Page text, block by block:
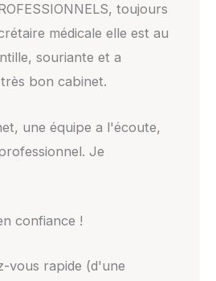
toujours
médicale elle est au
souriante et a
bon cabinet.
une équipe a l'écoute,
Je
confiance !
vous rapide (d'une